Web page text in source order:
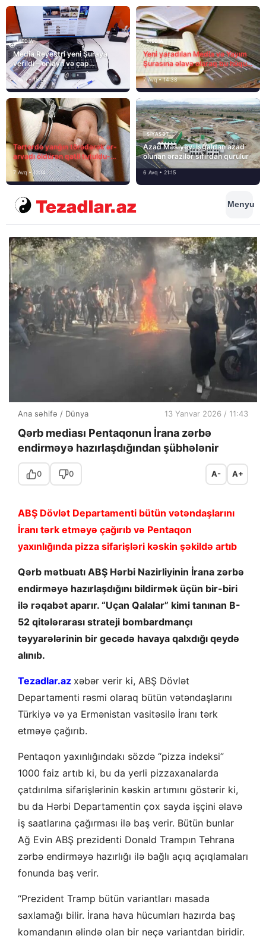
MEDİA
Media Reyestri yeni Şuraya
verildi – onlayn və çap
mediasını nə gözləyir?
7 Avq • 15:14
MEDİA
Yeni yaradılan Media və Yayım
Şurasına əlavə olaraq bu hüquq
və vəzifələr də verilib
7 Avq • 14:38
Tərtərdə yanğın törədərək ər-
arvadı öldürən qatil tutuldu-
SON DƏQİQƏ
7 Avq • 12:14
SIYASƏT
Azad Məsiyev: İşğaldan azad
olunan ərazilər sıfırdan qurulur
6 Avq • 21:15
Menyu
Ana səhifə / Dünya 13 Yanvar 2026 / 11:43
Qərb mediası Pentaqonun İrana zərbə
endirməyə hazırlaşdığından şübhələnir
0 0 A- A+
ABŞ Dövlət Departamenti bütün vətəndaşlarını
İranı tərk etməyə çağırıb və Pentaqon
yaxınlığında pizza sifarişləri kəskin şəkildə artıb
Qərb mətbuatı ABŞ Hərbi Nazirliyinin İrana zərbə
endirməyə hazırlaşdığını bildirmək üçün bir-biri
ilə rəqabət aparır. “Uçan Qalalar” kimi tanınan B-
52 qitələrarası strateji bombardmançı
təyyarələrinin bir gecədə havaya qalxdığı qeydə
alınıb.
Tezadlar.az xəbər verir ki, ABŞ Dövlət
Departamenti rəsmi olaraq bütün vətəndaşlarını
Türkiyə və ya Ermənistan vasitəsilə İranı tərk
etməyə çağırıb.
Pentaqon yaxınlığındakı sözdə “pizza indeksi”
1000 faiz artıb ki, bu da yerli pizzaxanalarda
çatdırılma sifarişlərinin kəskin artımını göstərir ki,
bu da Hərbi Departamentin çox sayda işçini əlavə
iş saatlarına çağırması ilə baş verir. Bütün bunlar
Ağ Evin ABŞ prezidenti Donald Trampın Tehrana
zərbə endirməyə hazırlığı ilə bağlı açıq açıqlamaları
fonunda baş verir.
“Prezident Tramp bütün variantları masada
saxlamağı bilir. İrana hava hücumları hazırda baş
komandanın əlində olan bir neçə variantdan biridir.